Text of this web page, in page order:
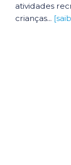
atividades
crianças...